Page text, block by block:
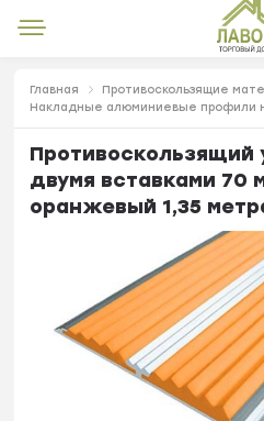
Главная
Противоскользящие
Накладные алюминиевые профили
Противоскользящий
двумя вставками 70
оранжевый 1,35